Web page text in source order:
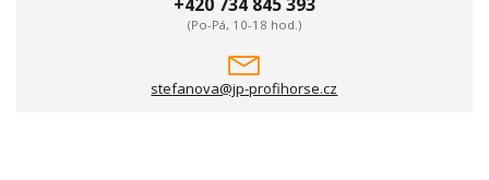
(Po-Pá, 10-18 hod.)
stefanova@jp-profihorse.cz